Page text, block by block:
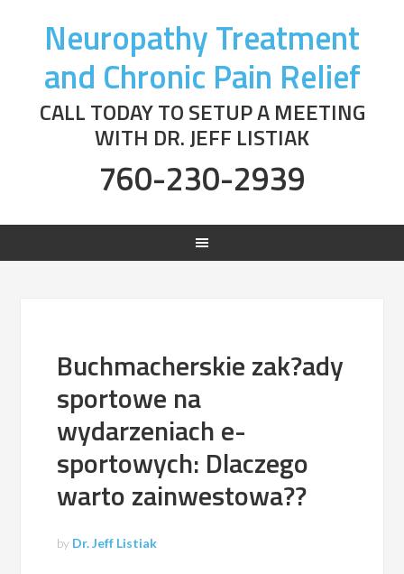
Neuropathy Treatment
and Chronic Pain Relief
CALL TODAY TO SETUP A MEETING
WITH DR. JEFF LISTIAK
760-230-2939
Buchmacherskie zak?ady
sportowe na
wydarzeniach e-
sportowych: Dlaczego
warto zainwestowa??
by Dr. Jeff Listiak